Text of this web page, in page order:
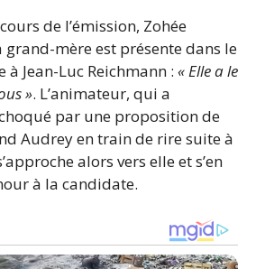
de l’émission, Zohée
mère est présente dans le
Jean-Luc Reichmann : « Elle a le
». L’animateur, qui a
par une proposition de
Audrey en train de rire suite à
alors vers elle et s’en
à la candidate.